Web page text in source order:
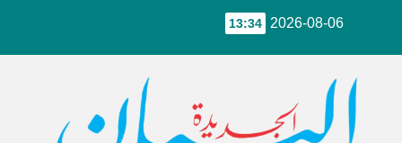
2026-08-06
13:34